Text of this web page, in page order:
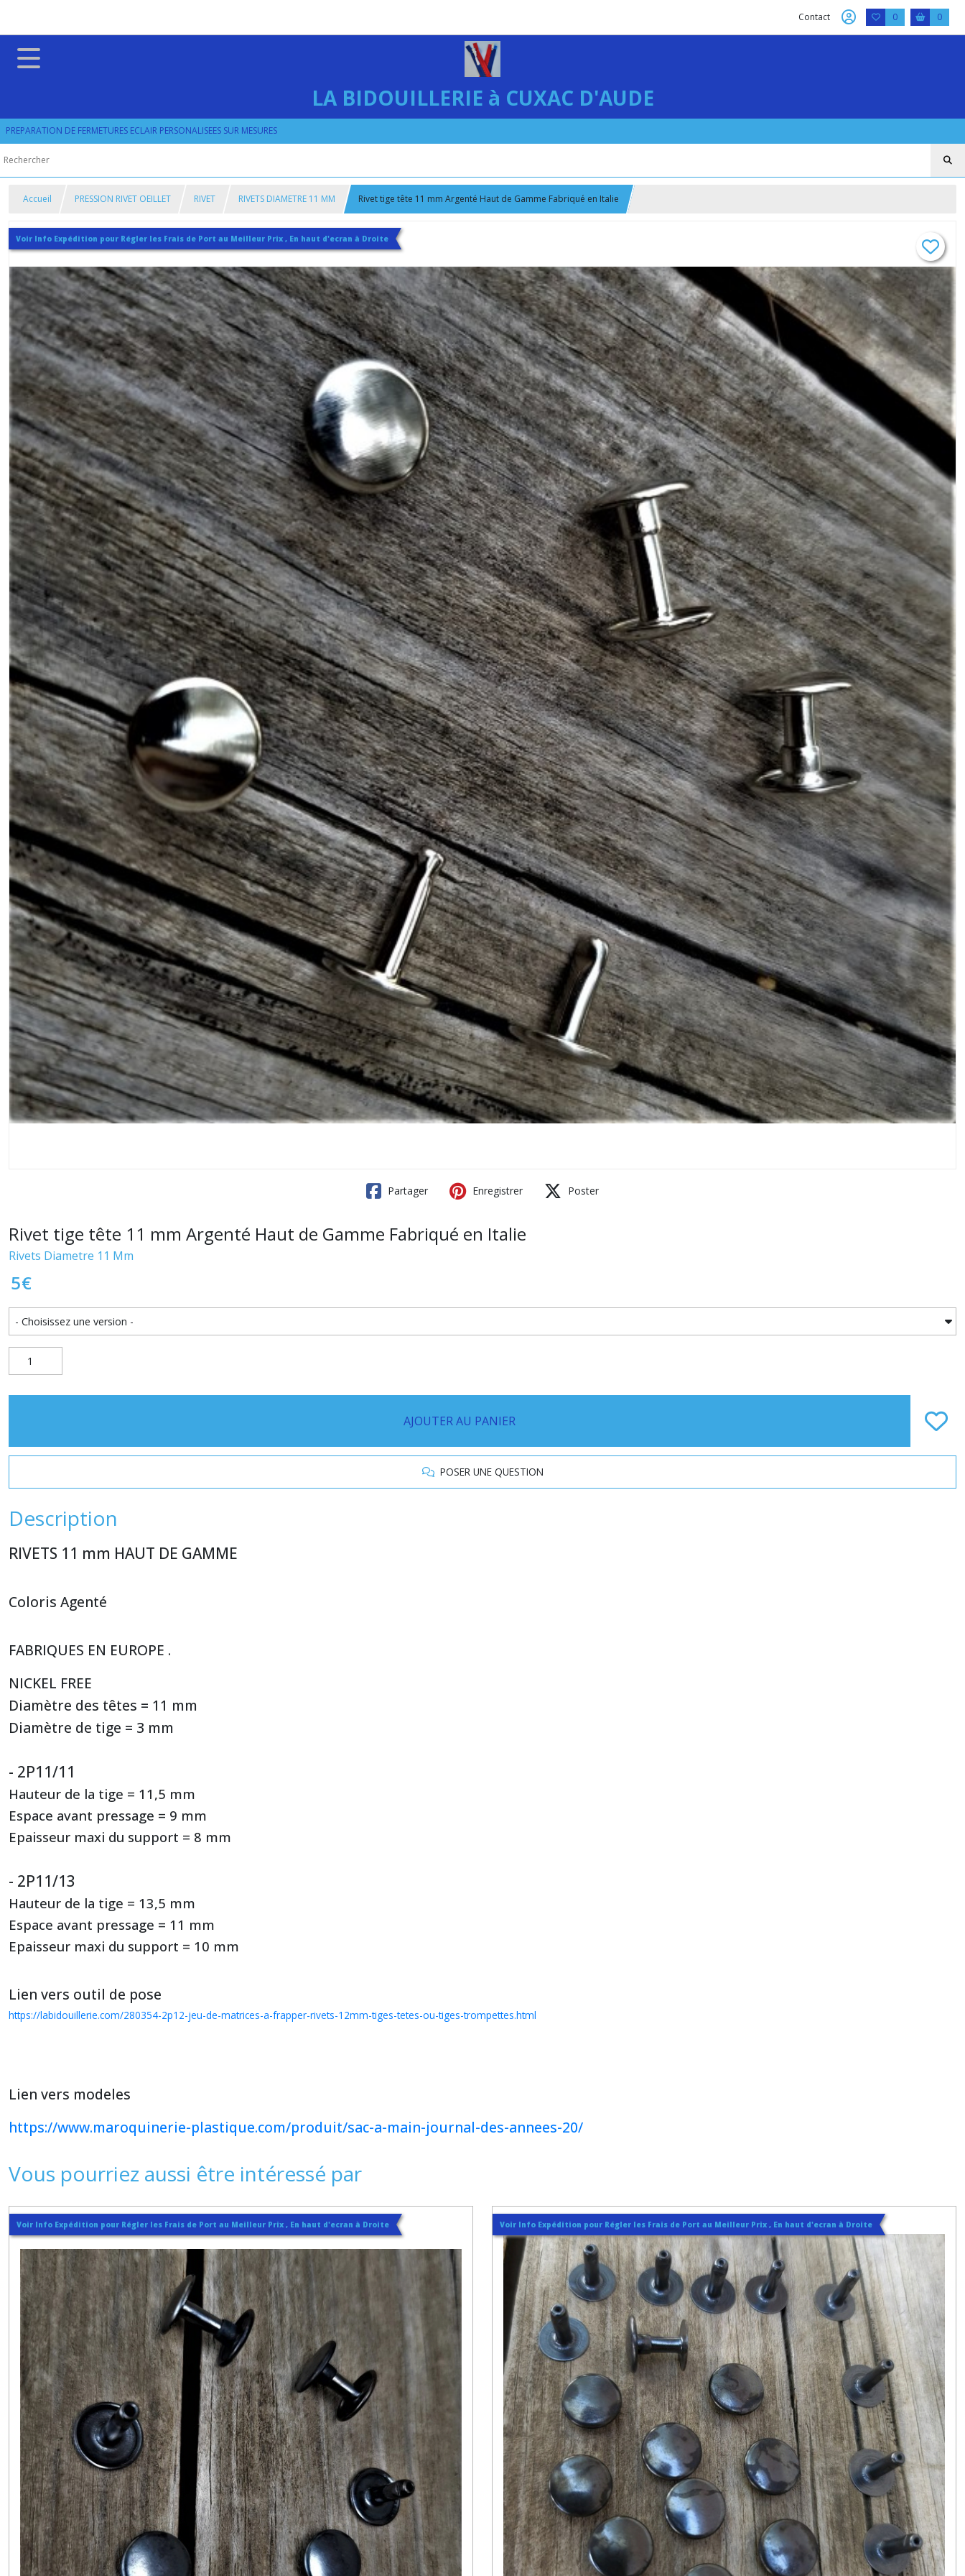
Contact 0 0
LA BIDOUILLERIE à CUXAC D'AUDE
PREPARATION DE FERMETURES ECLAIR PERSONALISEES SUR MESURES
Accueil PRESSION RIVET OEILLET RIVET RIVETS DIAMETRE 11 MM Rivet tige tête 11 mm Argenté Haut de Gamme Fabriqué en Italie
Voir Info Expédition pour Régler les Frais de Port au Meilleur Prix , En haut d'ecran à Droite
Partager Enregistrer Poster
Rivet tige tête 11 mm Argenté Haut de Gamme Fabriqué en Italie
Rivets Diametre 11 Mm
5€
AJOUTER AU PANIER
POSER UNE QUESTION
Description
RIVETS 11 mm HAUT DE GAMME
Coloris Agenté
FABRIQUES EN EUROPE .
NICKEL FREE
Diamètre des têtes = 11 mm
Diamètre de tige = 3 mm
- 2P11/11
Hauteur de la tige = 11,5 mm
Espace avant pressage = 9 mm
Epaisseur maxi du support = 8 mm
- 2P11/13
Hauteur de la tige = 13,5 mm
Espace avant pressage = 11 mm
Epaisseur maxi du support = 10 mm
Lien vers outil de pose
https://labidouillerie.com/280354-2p12-jeu-de-matrices-a-frapper-rivets-12mm-tiges-tetes-ou-tiges-trompettes.html
Lien vers modeles
https://www.maroquinerie-plastique.com/produit/sac-a-main-journal-des-annees-20/
Vous pourriez aussi être intéressé par
Voir Info Expédition pour Régler les Frais de Port au Meilleur Prix , En haut d'ecran à Droite Voir Info Expédition pour Régler les Frais de Port au Meilleur Prix , En haut d'ecran à Droite